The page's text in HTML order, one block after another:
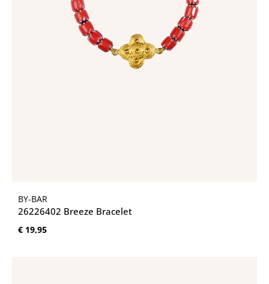
BY-BAR
26226402 Breeze Bracelet
Normale prijs:
€ 19,95